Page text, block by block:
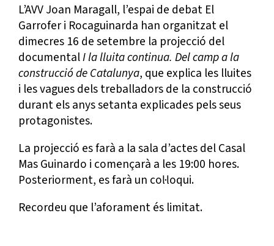
L’AVV Joan Maragall, l’espai de debat El
Garrofer i Rocaguinarda han organitzat el
dimecres 16 de setembre la projecció del
documentalI la lluita continua. Del camp a la
construcció de Catalunya, que explica les lluites
i les vagues dels treballadors de la construcció
durant els anys setanta explicades pels seus
protagonistes.
La projecció es farà a la sala d’actes del Casal
Mas Guinardo i començarà a les 19:00 hores.
Posteriorment, es farà un col·loqui.
Recordeu que l’aforament és limitat.